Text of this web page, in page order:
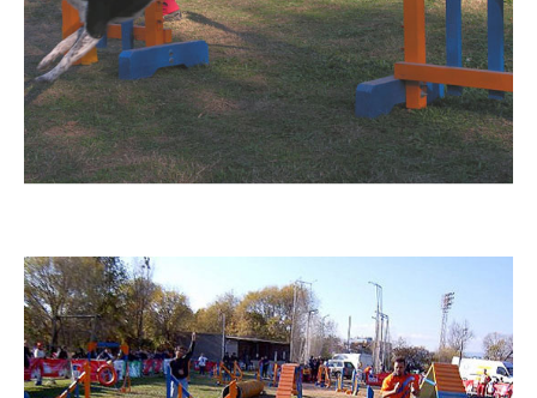
Imatge